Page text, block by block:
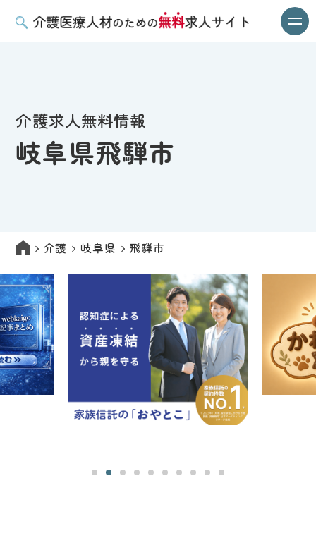
介護求人無料情報
岐阜県飛騨市
介護 岐阜県 飛騨市